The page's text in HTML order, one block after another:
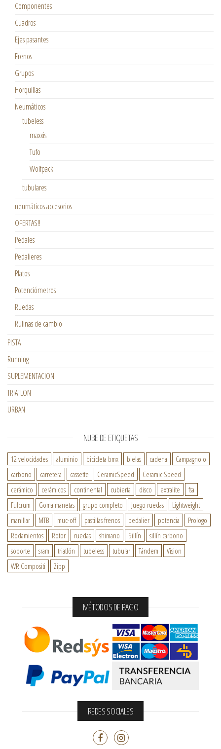
Componentes
Cuadros
Ejes pasantes
Frenos
Grupos
Horquillas
Neumáticos
tubeless
maxxis
Tufo
Wolfpack
tubulares
neumáticos accesorios
OFERTAS!!
Pedales
Pedalieres
Platos
Potenciómetros
Ruedas
Rulinas de cambio
PISTA
Running
SUPLEMENTACION
TRIATLON
URBAN
NUBE DE ETIQUETAS
12 velocidades aluminio bicicleta bmx bielas cadena
Campagnolo
carbono
carretera cassette CeramicSpeed
Ceramic Speed
cerámico
cerámicos continental cubierta disco extralite
fsa
Fulcrum
Goma manetas grupo completo Juego ruedas
Lightweight
manillar
MTB muc-off pastillas frenos pedalier potencia
Prologo
Rodamientos
Rotor ruedas shimano Sillín
sillín carbono
soporte
sram triatlón tubeless tubular Tándem
Vision
WR Compositi
Zipp
MÉTODOS DE PAGO
REDES SOCIALES